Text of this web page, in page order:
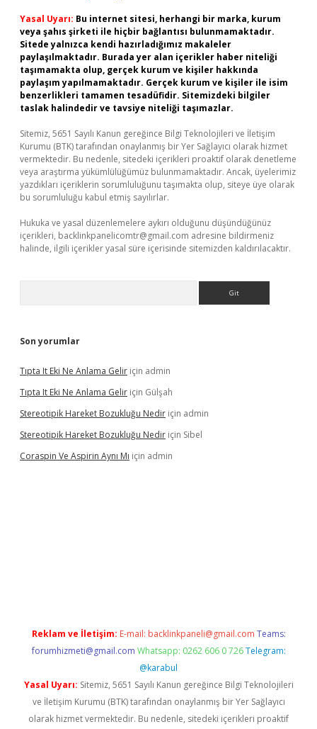
Yasal Uyarı: Bu internet sitesi, herhangi bir marka, kurum
veya şahıs şirketi ile hiçbir bağlantısı bulunmamaktadır.
Sitede yalnızca kendi hazırladığımız makaleler
paylaşılmaktadır. Burada yer alan içerikler haber niteliği
taşımamakta olup, gerçek kurum ve kişiler hakkında
paylaşım yapılmamaktadır. Gerçek kurum ve kişiler ile isim
benzerlikleri tamamen tesadüfidir. Sitemizdeki bilgiler
taslak halindedir ve tavsiye niteliği taşımazlar.
Sitemiz, 5651 Sayılı Kanun gereğince Bilgi Teknolojileri ve İletişim
Kurumu (BTK) tarafından onaylanmış bir Yer Sağlayıcı olarak hizmet
vermektedir. Bu nedenle, sitedeki içerikleri proaktif olarak denetleme
veya araştırma yükümlülüğümüz bulunmamaktadır. Ancak, üyelerimiz
yazdıkları içeriklerin sorumluluğunu taşımakta olup, siteye üye olarak
bu sorumluluğu kabul etmiş sayılırlar.
Hukuka ve yasal düzenlemelere aykırı olduğunu düşündüğünüz
içerikleri, backlinkpanelicomtr@gmail.com adresine bildirmeniz
halinde, ilgili içerikler yasal süre içerisinde sitemizden kaldırılacaktır.
Son yorumlar
Tıpta It Eki Ne Anlama Gelir için admin
Tıpta It Eki Ne Anlama Gelir için Gülşah
Stereotipik Hareket Bozukluğu Nedir için admin
Stereotipik Hareket Bozukluğu Nedir için Sibel
Coraspin Ve Aspirin Aynı Mı için admin
Reklam ve İletişim: E-mail: backlinkpaneli@gmail.com Teams:
forumhizmeti@gmail.com Whatsapp: 0262 606 0 726 Telegram:
@karabul
Yasal Uyarı: Sitemiz, 5651 Sayılı Kanun gereğince Bilgi Teknolojileri
ve İletişim Kurumu (BTK) tarafından onaylanmış bir Yer Sağlayıcı
olarak hizmet vermektedir. Bu nedenle, sitedeki içerikleri proaktif